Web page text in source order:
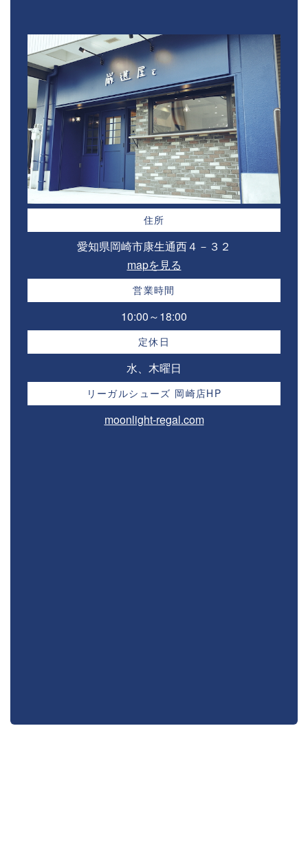
住所
愛知県岡崎市康生通西４－３２⁣
mapを見る
営業時間
10:00～18:00⁣
定休日
水、木曜日
リーガルシューズ 岡崎店HP
moonlight-regal.com